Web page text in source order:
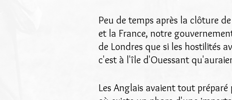
Peu de temps après la clôture
et la France, notre
de Londres que si les hostilités
c'est à l'île d'Ouessant
Les Anglais avaient tout